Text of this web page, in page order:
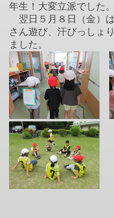
年生！大変立派でした。
翌日５月８日（金）
さん遊び、汗びっしょ
ました。